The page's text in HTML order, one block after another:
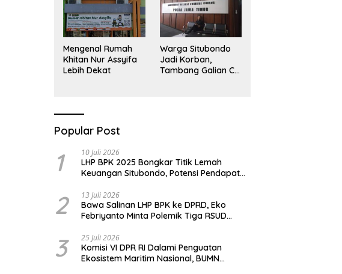
Mengenal Rumah
Khitan Nur Assyifa
Lebih Dekat
Warga Situbondo
Jadi Korban,
Tambang Galian C
Popular Post
1 10 Juli 2026
LHP BPK 2025 Bongkar Titik Lemah
Keuangan Situbondo, Potensi Pendapatan
2 13 Juli 2026
Bawa Salinan LHP BPK ke DPRD, Eko
Febriyanto Minta Polemik Tiga RSUD
Opini
3 25 Juli 2026
Komisi VI DPR RI Dalami Penguatan
Ekosistem Maritim Nasional, BUMN